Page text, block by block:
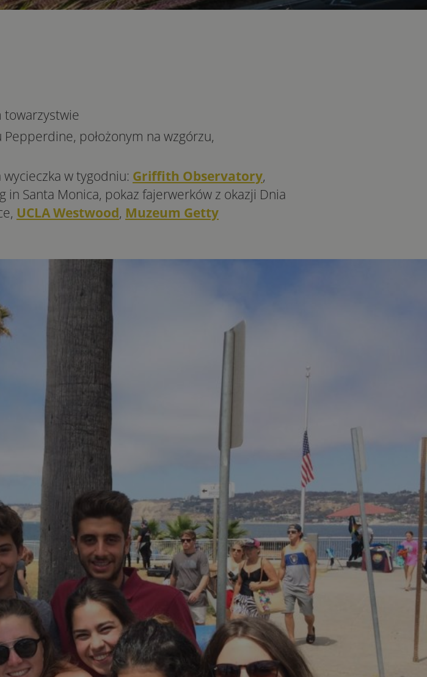
towarzystwie
położonym na wzgórzu,
w tygodniu: Griffith Observatory,
in Santa Monica, pokaz fajerwerków z okazji Dnia
UCLA Westwood, Muzeum Getty